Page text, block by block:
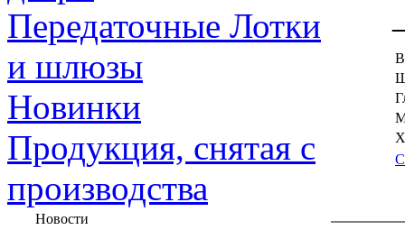
Передаточные Лотки
и шлюзы
Новинки
Продукция, снятая с
производства
Новости